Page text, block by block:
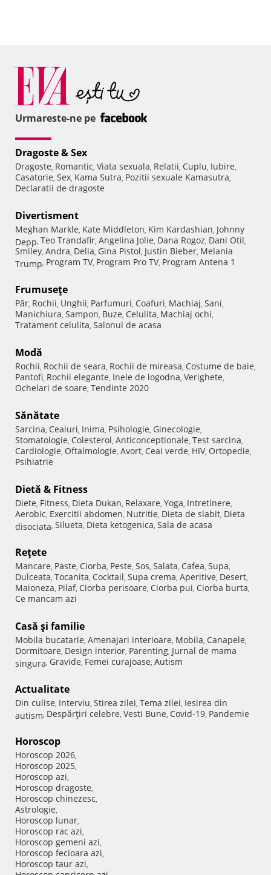
Urmareste-ne pe
Dragoste & Sex
Dragoste, Romantic, Viata sexuala, Relatii, Cuplu, Iubire,
Casatorie, Sex, Kama Sutra, Pozitii sexuale Kamasutra,
Declaratii de dragoste
Divertisment
Meghan Markle, Kate Middleton, Kim Kardashian, Johnny
Depp, Teo Trandafir, Angelina Jolie, Dana Rogoz, Dani Otil,
Smiley, Andra, Delia, Gina Pistol, Justin Bieber, Melania
Trump, Program TV, Program Pro TV, Program Antena 1
Frumuseţe
Păr, Rochii, Unghii, Parfumuri, Coafuri, Machiaj, Sani,
Manichiura, Sampon, Buze, Celulita, Machiaj ochi,
Tratament celulita, Salonul de acasa
Modă
Rochii, Rochii de seara, Rochii de mireasa, Costume de baie,
Pantofi, Rochii elegante, Inele de logodna, Verighete,
Ochelari de soare, Tendinte 2020
Sănătate
Sarcina, Ceaiuri, Inima, Psihologie, Ginecologie,
Stomatologie, Colesterol, Anticonceptionale, Test sarcina,
Cardiologie, Oftalmologie, Avort, Ceai verde, HIV, Ortopedie,
Psihiatrie
Dietă & Fitness
Diete, Fitness, Dieta Dukan, Relaxare, Yoga, Intretinere,
Aerobic, Exercitii abdomen, Nutritie, Dieta de slabit, Dieta
disociata, Silueta, Dieta ketogenica, Sala de acasa
Reţete
Mancare, Paste, Ciorba, Peste, Sos, Salata, Cafea, Supa,
Dulceata, Tocanita, Cocktail, Supa crema, Aperitive, Desert,
Maioneza, Pilaf, Ciorba perisoare, Ciorba pui, Ciorba burta,
Ce mancam azi
Casă şi familie
Mobila bucatarie, Amenajari interioare, Mobila, Canapele,
Dormitoare, Design interior, Parenting, Jurnal de mama
singura, Gravide, Femei curajoase, Autism
Actualitate
Din culise, Interviu, Stirea zilei, Tema zilei, Iesirea din
autism, Despărţiri celebre, Vesti Bune, Covid-19, Pandemie
Horoscop
Horoscop 2026,
Horoscop 2025,
Horoscop azi,
Horoscop dragoste,
Horoscop chinezesc,
Astrologie,
Horoscop lunar,
Horoscop rac azi,
Horoscop gemeni azi,
Horoscop fecioara azi,
Horoscop taur azi,